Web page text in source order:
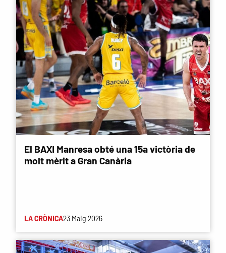
El BAXI Manresa obté una 15a victòria de
molt mèrit a Gran Canària
LA CRÒNICA23 Maig 2026